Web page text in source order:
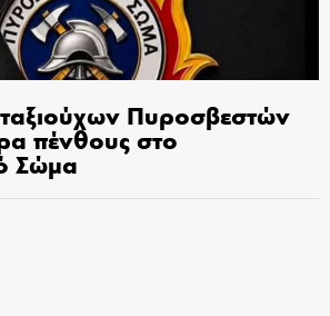
Πυροσβεστών
πένθους στο
Σώμα